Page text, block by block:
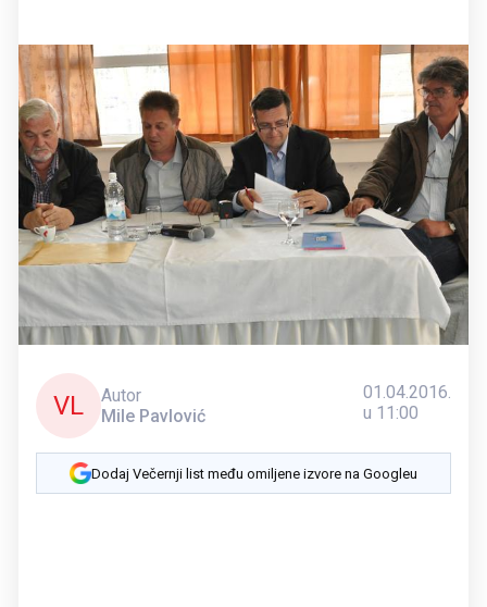
VL
Autor
Mile Pavlović
01.04.2016.
u 11:00
Dodaj Večernji list među omiljene izvore na Googleu